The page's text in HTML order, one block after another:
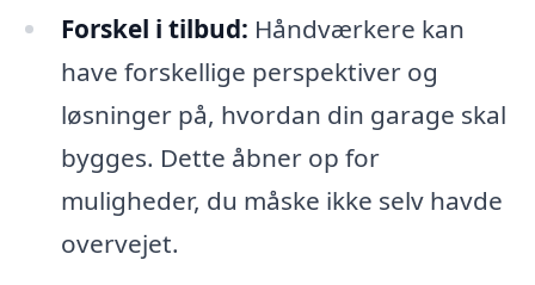
Forskel i tilbud: Håndværkere kan
have forskellige perspektiver og
løsninger på, hvordan din garage skal
bygges. Dette åbner op for
muligheder, du måske ikke selv havde
overvejet.